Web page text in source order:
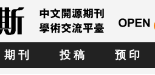
期 刊 投 稿 预 印